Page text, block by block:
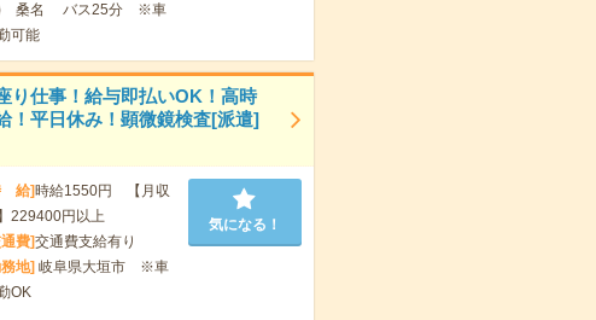
桑名 バス25分 ※車
可能
り仕事！給与即払いOK！高時
！平日休み！顕微鏡検査[派遣]
給]時給1550円 【月収
229400円以上
費]交通費支給有り
地] 岐阜県大垣市 ※車
OK
気になる！